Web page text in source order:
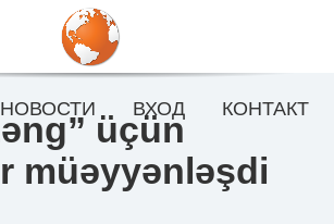
üçün
müəyyənləşdi
НОВОСТИ ВХОД КОНТАКТ